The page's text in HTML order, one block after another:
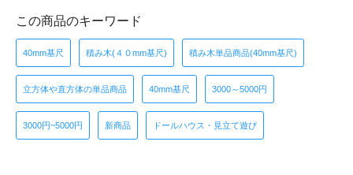
この商品のキーワード
40mm基尺 積み木(４０mm基尺) 積み木単品商品(40mm基尺)
立方体や直方体の単品商品 40mm基尺 3000～5000円
3000円~5000円 新商品 ドールハウス・見立て遊び